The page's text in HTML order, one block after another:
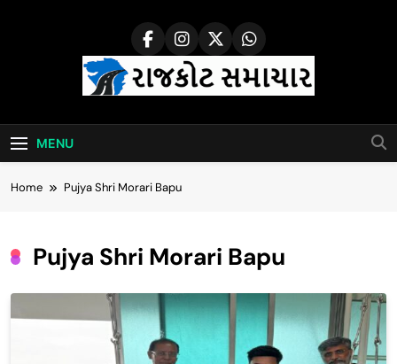
Rajkot Samachar
MENU
Home Pujya Shri Morari Bapu
Pujya Shri Morari Bapu